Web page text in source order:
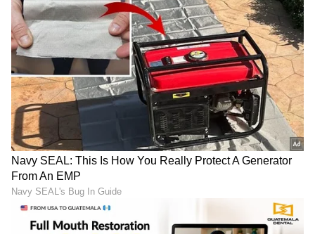
ಶೇ.50 ರಿಂದ ಶೇ.18 ಕ್ಕೆ TAX ಇಳಿಕೆ: ಮೋದಿ-
ಟ್ರಂಪ್ ಐತಿಹಾಸಿಕ ಒಪ್ಪಂದ | India US
Trade Deal | Party Rounds